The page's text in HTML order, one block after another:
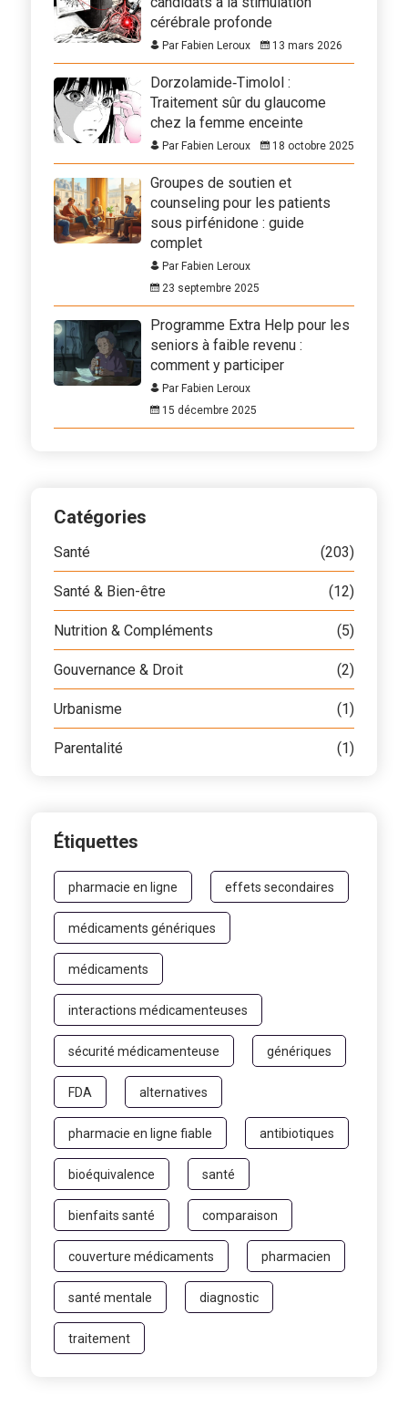
cérébrale profonde
Par Fabien Leroux 13 mars 2026
Dorzolamide‑Timolol :
Traitement sûr du glaucome
chez la femme enceinte
Par Fabien Leroux 18 octobre 2025
Groupes de soutien et
counseling pour les patients
sous pirfénidone : guide
complet
Par Fabien Leroux
23 septembre 2025
Programme Extra Help pour les
seniors à faible revenu :
comment y participer
Par Fabien Leroux
15 décembre 2025
Catégories
Santé (203)
Santé & Bien-être (12)
Nutrition & Compléments (5)
Gouvernance & Droit (2)
Urbanisme (1)
Parentalité (1)
Étiquettes
pharmacie en ligne effets secondaires
médicaments génériques
médicaments
interactions médicamenteuses
sécurité médicamenteuse génériques
FDA alternatives
pharmacie en ligne fiable antibiotiques
bioéquivalence santé
bienfaits santé comparaison
couverture médicaments pharmacien
santé mentale diagnostic
traitement